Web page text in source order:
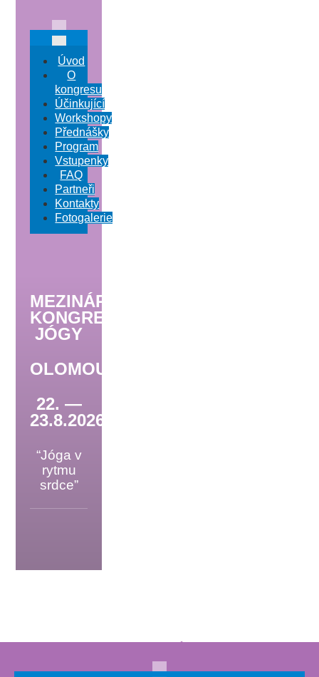
Úvod
O
kongresu
Účinkující
Workshopy
Přednášky
Program
Vstupenky
FAQ
Partneři
Kontakty
Fotogalerie
MEZINÁRODNÍ
KONGRES
JÓGY
OLOMOUC
22. —
23.8.2026
“Jóga v
rytmu
srdce”